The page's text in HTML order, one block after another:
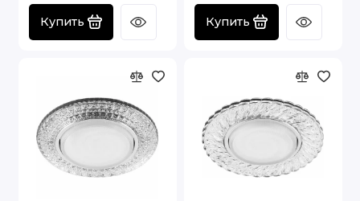
Купить Купить